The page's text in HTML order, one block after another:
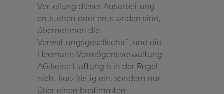
Verteilung dieser Ausarbeitung
entstehen oder entstanden sind,
übernehmen die
Verwaltungsgesellschaft und die
Heemann Vermögensverwaltung
AG keine Haftung.h in der Regel
nicht kurzfristig ein, sondern nur
über einen bestimmten